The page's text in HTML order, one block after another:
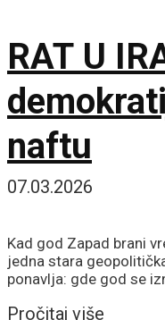
RAT U
naftu
07.03.2026
Kad god Zapad brani
jedna stara
ponavlja: gde god se
Pročitaj više